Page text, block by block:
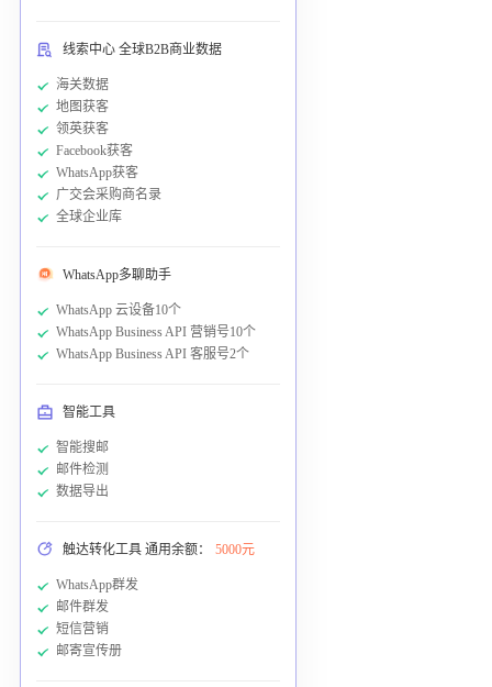
线索中心 全球B2B商业数据
海关数据
地图获客
领英获客
Facebook获客
WhatsApp获客
广交会采购商名录
全球企业库
WhatsApp多聊助手
WhatsApp 云设备10个
WhatsApp Business API 营销号10个
WhatsApp Business API 客服号2个
智能工具
智能搜邮
邮件检测
数据导出
触达转化工具 通用余额： 5000元
WhatsApp群发
邮件群发
短信营销
邮寄宣传册